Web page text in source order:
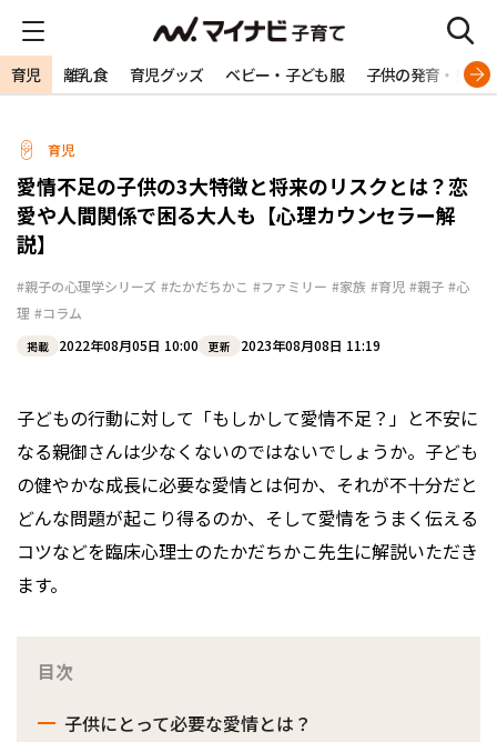
育児 離乳食 育児グッズ ベビー・子ども服 子供の発育・発達
育児
愛情不足の子供の3大特徴と将来のリスクとは？恋
愛や人間関係で困る大人も【心理カウンセラー解
説】
#親子の心理学シリーズ #たかだちかこ #ファミリー #家族 #育児 #親子 #心
理 #コラム
掲載 2022年08月05日 10:00 更新 2023年08月08日 11:19
子どもの行動に対して「もしかして愛情不足？」と不安に
なる親御さんは少なくないのではないでしょうか。子ども
の健やかな成長に必要な愛情とは何か、それが不十分だと
どんな問題が起こり得るのか、そして愛情をうまく伝える
コツなどを臨床心理士のたかだちかこ先生に解説いただき
ます。
目次
子供にとって必要な愛情とは？